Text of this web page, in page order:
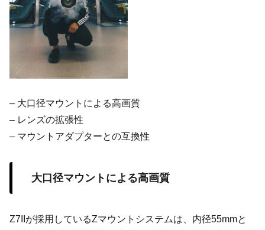
– 大口径マウントによる高画質
– レンズの拡張性
– マウントアダプターとの互換性
大口径マウントによる高画質
Z7IIが採用しているZマウントシステムは、内径55mmと